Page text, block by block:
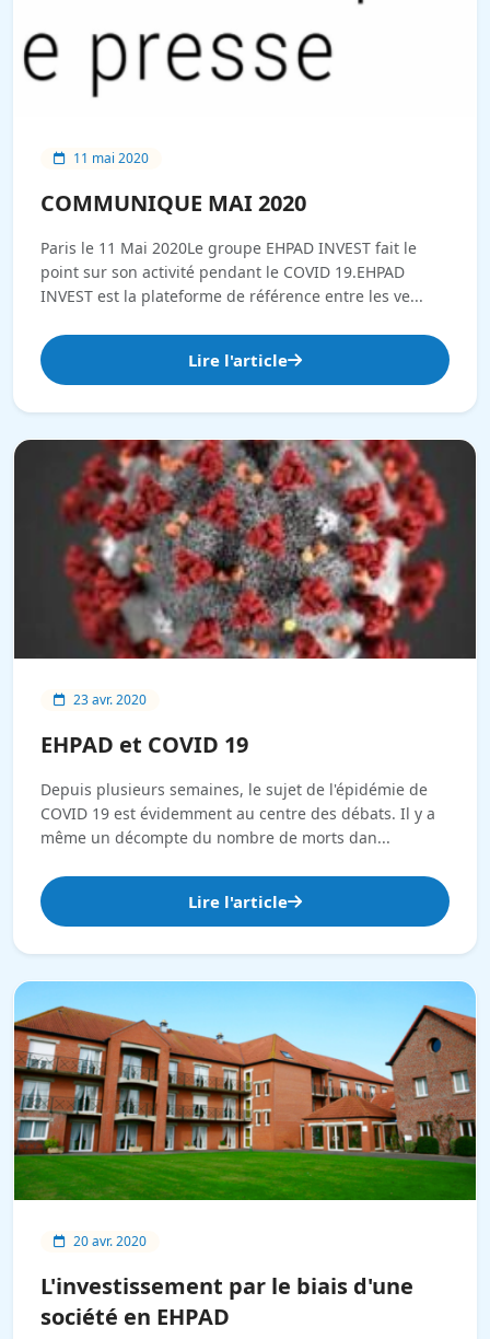
11 mai 2020
COMMUNIQUE MAI 2020
Paris le 11 Mai 2020Le groupe EHPAD INVEST fait le
point sur son activité pendant le COVID 19.EHPAD
INVEST est la plateforme de référence entre les ve...
Lire l'article
23 avr. 2020
EHPAD et COVID 19
Depuis plusieurs semaines, le sujet de l'épidémie de
COVID 19 est évidemment au centre des débats. Il y a
même un décompte du nombre de morts dan...
Lire l'article
20 avr. 2020
L'investissement par le biais d'une
société en EHPAD